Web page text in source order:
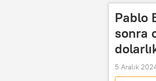
Pablo
sonra
5 Aralık